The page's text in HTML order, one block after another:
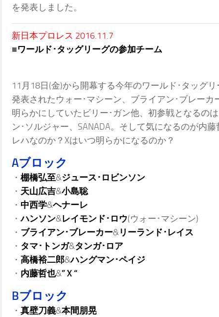
を発表しました。
新日本プロレス 2016.11.7
■ワールド･タッグリーグの参加チーム
11月18日(金)から開幕する今年のワールド･タッグ
発表されたウォー･マシーン、ブライアン･ブレー
明らかにしていたビリー･ガン他、初参戦となるの
ン･ソルジャー、SANADA。そして気になるのが内
レハなのか？Xはいつ明らかになるのか？
Aブロック
・ 棚橋弘至&ジュース･ロビンソン
・ 天山広吉&小島聡
・ 中西学&ヘナーレ
・ハンソン&レイモンド･ロウ(ウォー･マシーン)
・ ブライアン･ブレーカー&リーランド･レイス
・ タマ･トンガ&タンガ･ロア
・ 高橋裕二郎&ハングマン･ペイジ
・ 内藤哲也&” X “
Bブロック
・ 真壁刀義&本間朋晃